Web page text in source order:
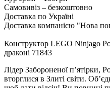
Самовивіз – безкоштовно
Доставка по Україні
Доставка компанією "Нова
Конструктор LEGO Ninjago
драконі 71843
Лідер Забороненої пʼятірки,
вторглися в Злиті світи.